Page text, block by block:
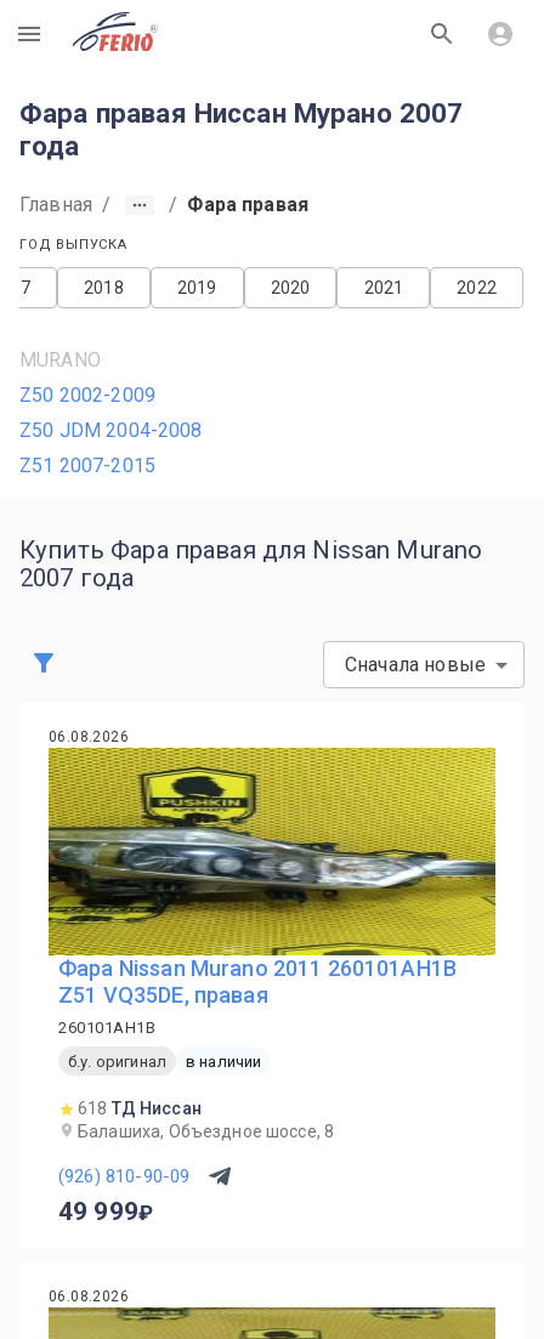
R
Фара правая Ниссан Мурано 2007
года
Главная / / Фара правая
ГОД ВЫПУСКА
2022
2021
2020
2019
2018
MURANO
Z50 2002-2009
Z50 JDM 2004-2008
Z51 2007-2015
Купить Фара правая для Nissan Murano
2007 года
Сначала новые
06.08.2026
Фара Nissan Murano 2011 260101AH1B
Z51 VQ35DE, правая
260101AH1B
б.у. оригинал
в наличии
618 ТД Ниссан
Балашиха, Объездное шоссе, 8
(926) 810-90-09
49 999
06.08.2026